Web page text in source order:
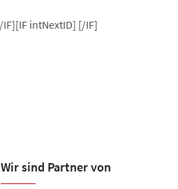
IF][IF intNextID] [/IF]
Wir sind Partner von